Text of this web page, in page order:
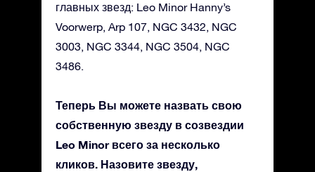
главных звезд: Leo Minor Hanny’s
Voorwerp, Arp 107, NGC 3432, NGC
3003, NGC 3344, NGC 3504, NGC
3486.
Теперь Вы можете назвать свою
собственную звезду в созвездии
Leo Minor всего за несколько
кликов. Назовите звезду,